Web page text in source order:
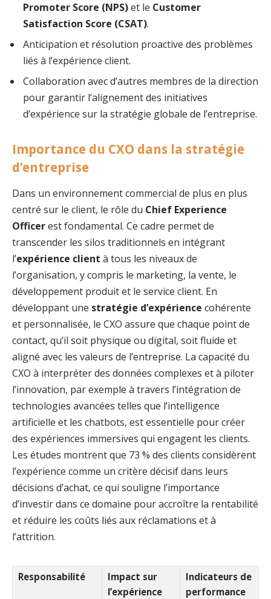
Promoter Score (NPS)et le Customer
Satisfaction Score (CSAT).
Anticipation et résolution proactive des problèmes
liés à l’expérience client.
Collaboration avec d’autres membres de la direction
pour garantir l’alignement des initiatives
d’expérience sur la stratégie globale de l’entreprise.
Importance du CXO dans la stratégie
d’entreprise
Dans un environnement commercial de plus en plus
centré sur le client, le rôle du Chief Experience
Officerest fondamental. Ce cadre permet de
transcender les silos traditionnels en intégrant
l’expérience client à tous les niveaux de
l’organisation, y compris le marketing, la vente, le
développement produit et le service client. En
développant une stratégie d’expérience cohérente
et personnalisée, le CXO assure que chaque point de
contact, qu’il soit physique ou digital, soit fluide et
aligné avec les valeurs de l’entreprise. La capacité du
CXO à interpréter des données complexes et à piloter
l’innovation, par exemple à travers l’intégration de
technologies avancées telles que l’intelligence
artificielle et les chatbots, est essentielle pour créer
des expériences immersives qui engagent les clients.
Les études montrent que 73 % des clients considèrent
l’expérience comme un critère décisif dans leurs
décisions d’achat, ce qui souligne l’importance
d’investir dans ce domaine pour accroître la rentabilité
et réduire les coûts liés aux réclamations et à
l’attrition.
Responsabilité
Impact sur
l’expérience
Indicateurs de
performance